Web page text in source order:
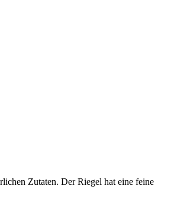
Zutaten. Der Riegel hat eine feine